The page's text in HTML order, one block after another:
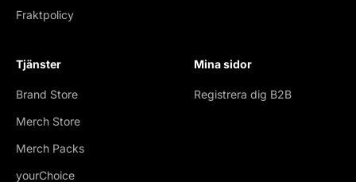
Fraktpolicy
Tjänster
Brand Store
Merch Store
Merch Packs
yourChoice
Mina sidor
Registrera dig B2B